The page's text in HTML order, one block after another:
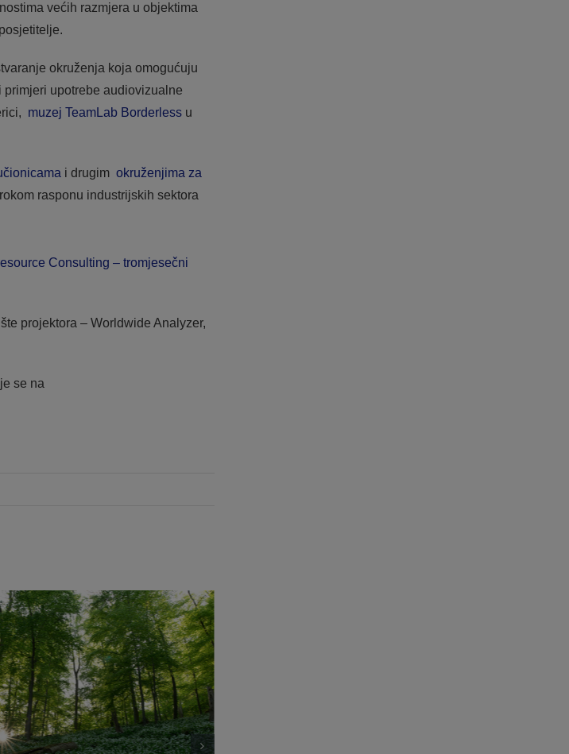
većih razmjera u objektima
okruženja koja omogućuju
upotrebe audiovizualne
muzej TeamLab Borderlessu
i drugim okruženjima za
rasponu industrijskih sektora
Consulting – tromjesečni
projektora – Worldwide Analyzer,
se na